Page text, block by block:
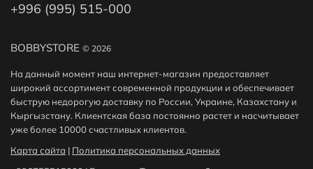
BOBBYSTORE © 2026
На данный момент наш интернет-магазин предоставляет
широкий ассортимент современной продукции и обеспечивает
быструю недорогую доставку по России, Украине, Казахстану и
Кыргызстану. Клиентская база постоянно растет и насчитывает
уже более 10000 счастливых клиентов.
Карта сайта | Политика персональных данных
+996 (995) 515-000